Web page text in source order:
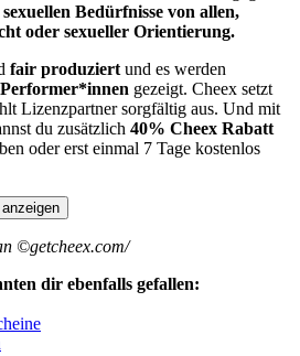
sexuellen Bedürfnisse von allen,
oder sexueller Orientierung.
fair produziert und es werden
gezeigt. Cheex setzt
Lizenzpartner sorgfältig aus. Und mit
du zusätzlich 40% Cheex Rabatt
oder erst einmal 7 Tage kostenlos
©getcheex.com/
dir ebenfalls gefallen: